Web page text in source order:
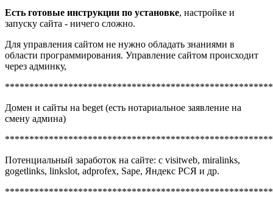
Есть готовые инструкции по установке, настройке и
запуску сайта - ничего сложно.
Для управления сайтом не нужно обладать знаниями в
области программирования. Управление сайтом происходит
через админку,
Домен и сайты на beget (есть нотариальное заявление на
смену админа)
Потенциальный заработок на сайте: с visitweb, miralinks,
gogetlinks, linkslot, adprofex, Sape, Яндекс РСЯ и др.